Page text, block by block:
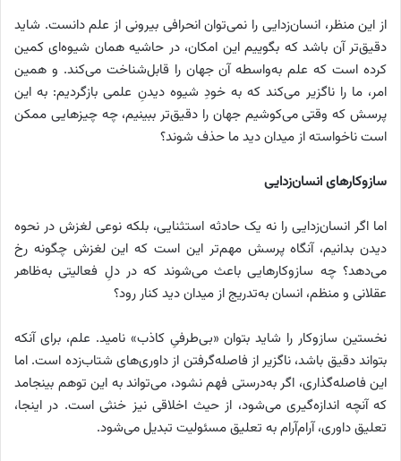
از این منظر، انسان‌زدایی را نمی‌توان انحرافی بیرونی از علم دانست. شاید
دقیق‌تر آن باشد که بگوییم این امکان، در حاشیه همان شیوه‌ای کمین
کرده است که علم به‌واسطه آن جهان را قابل‌شناخت می‌کند. و همین
امر، ما را ناگزیر می‌کند که به خودِ شیوه دیدنِ علمی بازگردیم: به این
پرسش که وقتی می‌کوشیم جهان را دقیق‌تر ببینیم، چه چیزهایی ممکن
است ناخواسته از میدان دید ما حذف شوند؟
سازوکارهای انسان‌زدایی
اما اگر انسان‌زدایی را نه یک حادثه استثنایی، بلکه نوعی لغزش در نحوه
دیدن بدانیم، آنگاه پرسش مهم‌تر این است که این لغزش چگونه رخ
می‌دهد؟ چه سازوکارهایی باعث می‌شوند که در دلِ فعالیتی به‌ظاهر
عقلانی و منظم، انسان به‌تدریج از میدان دید کنار رود؟
نخستین سازوکار را شاید بتوان «بی‌طرفیِ کاذب» نامید. علم، برای آنکه
بتواند دقیق باشد، ناگزیر از فاصله‌گرفتن از داوری‌های شتاب‌زده است. اما
این فاصله‌گذاری، اگر به‌درستی فهم نشود، می‌تواند به این توهم بینجامد
که آنچه اندازه‌گیری می‌شود، از حیث اخلاقی نیز خنثی است. در اینجا،
تعلیق داوری، آرام‌آرام به تعلیق مسئولیت تبدیل می‌شود.